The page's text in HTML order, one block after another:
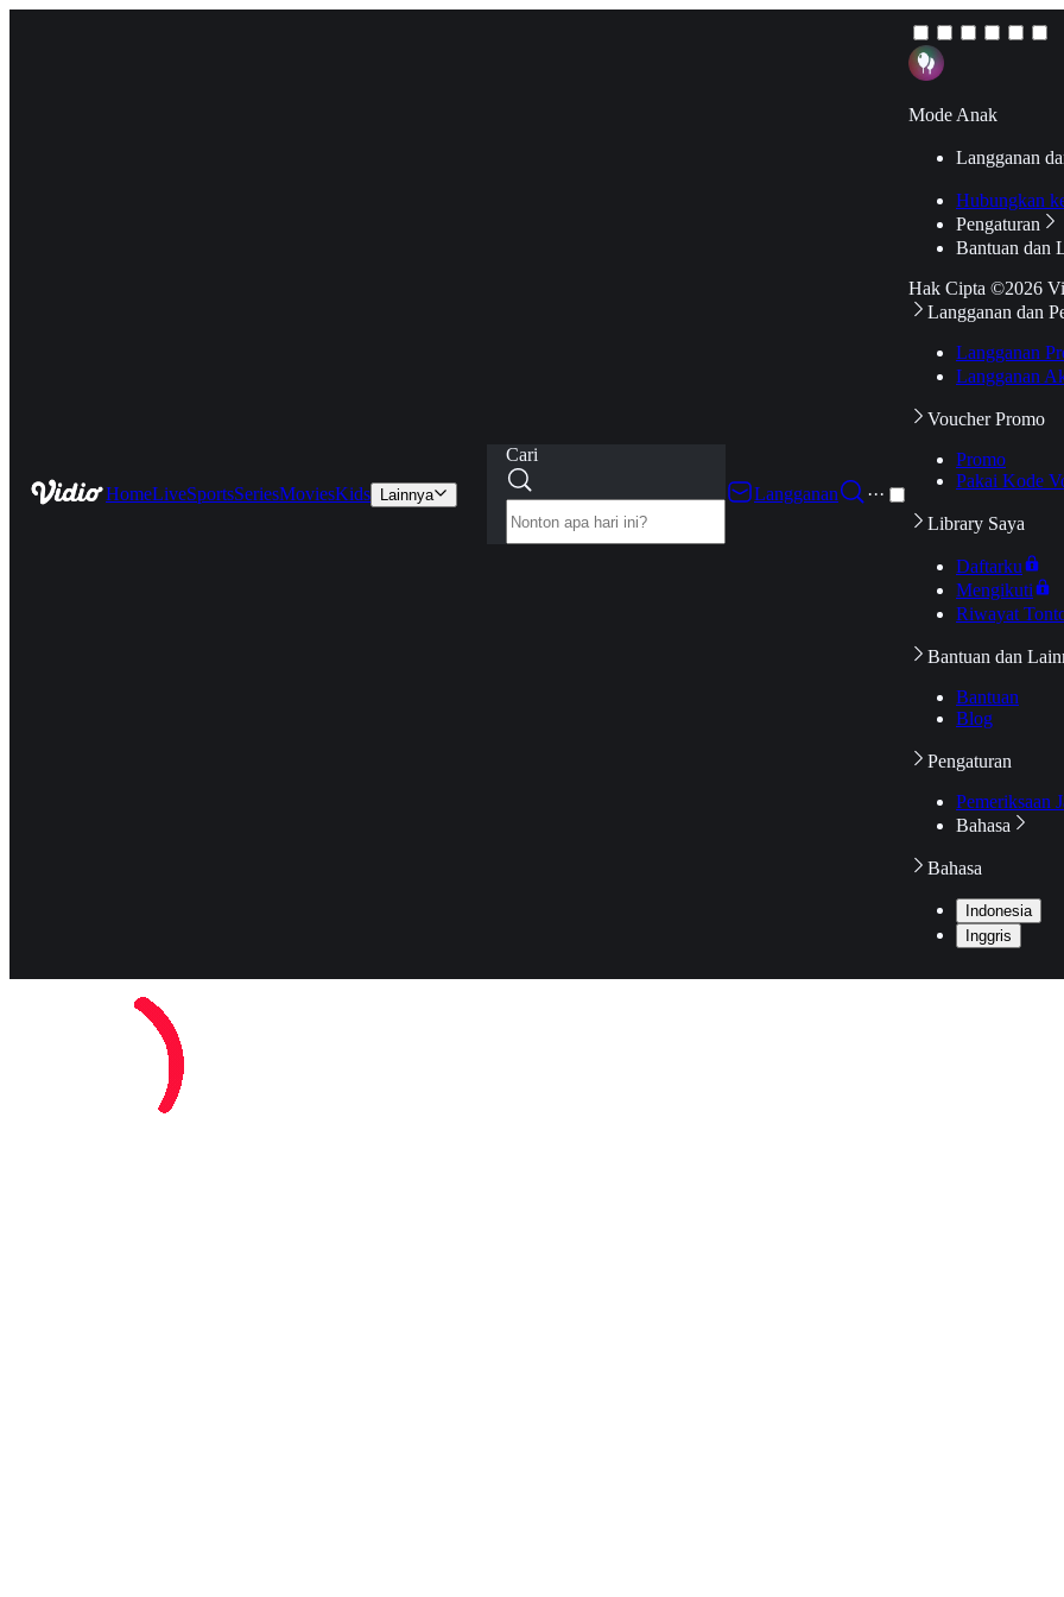
HomeLiveSportsSeriesMoviesKids Lainnya
Cari
Langganan
···
Mode Anak
Langganan
Hubungkan
Pengaturan
Bantuan dan
Hak Cipta ©2026
Langganan dan
Langganan
Langganan
Voucher Promo
Promo
Pakai Kode
Library Saya
Daftarku
Mengikuti
Riwayat
Bantuan dan
Bantuan
Blog
Pengaturan
Pemeriksaan
Bahasa
Bahasa
Indonesia
Inggris